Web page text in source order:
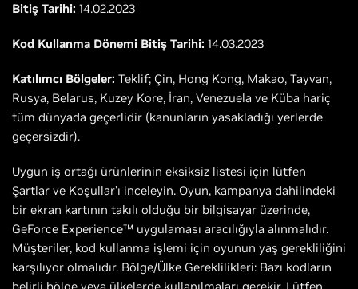
Bitiş Tarihi: 14.02.2023
Kod Kullanma Dönemi Bitiş Tarihi: 14.03.2023
Katılımcı Bölgeler: Teklif; Çin, Hong Kong, Makao, Tayvan,
Rusya, Belarus, Kuzey Kore, İran, Venezuela ve Küba hariç
tüm dünyada geçerlidir (kanunların yasakladığı yerlerde
geçersizdir).
Uygun iş ortağı ürünlerinin eksiksiz listesi için lütfen
Şartlar ve Koşullar’ı inceleyin. Oyun, kampanya dahilindeki
bir ekran kartının takılı olduğu bir bilgisayar üzerinde,
GeForce Experience™ uygulaması aracılığıyla alınmalıdır.
Müşteriler, kod kullanma işlemi için oyunun yaş gerekliliğini
karşılıyor olmalıdır. Bölge/Ülke Gereklilikleri: Bazı kodların